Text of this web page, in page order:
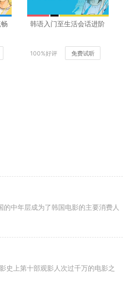
韩语入门至生活会话进阶
100%好评 免费试听
中年层成为了韩国电影的主要消费人
史上第十部观影人次过千万的电影之